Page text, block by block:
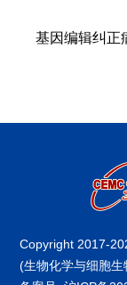
基因编辑纠正
Copyright 2017-
(生物化学与细胞